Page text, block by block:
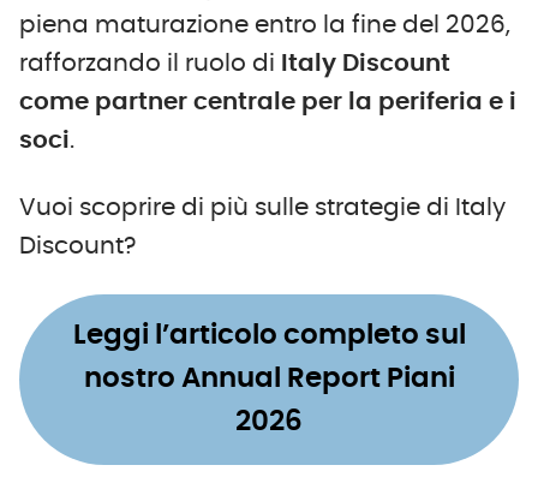
piena maturazione entro la fine del 2026,
rafforzando il ruolo di Italy Discount
come partner centrale per la periferia e i
soci.
Vuoi scoprire di più sulle strategie di Italy
Discount?
Leggi l’articolo completo sul
nostro Annual Report Piani
2026